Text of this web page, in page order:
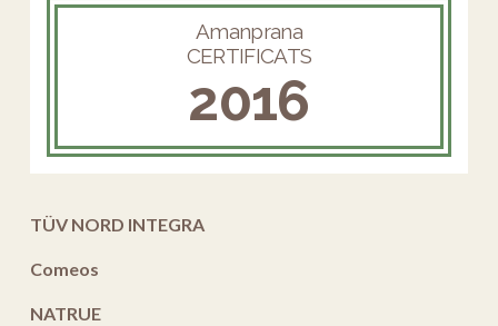
Amanprana
CERTIFICATS
2016
TÜV NORD INTEGRA
Comeos
NATRUE